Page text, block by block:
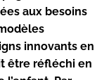
aux besoins
innovants en
être réfléchi en